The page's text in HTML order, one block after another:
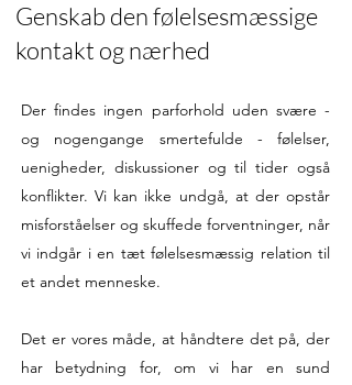
Genskab den følelsesmæssige
kontakt og nærhed
Der findes ingen parforhold uden svære -
og nogengange smertefulde - følelser,
uenigheder, diskussioner og til tider også
konflikter. Vi kan ikke undgå, at der opstår
misforståelser og skuffede forventninger, når
vi indgår i en tæt følelsesmæssig relation til
et andet menneske.
Det er vores måde, at håndtere det på, der
har betydning for, om vi har en sund